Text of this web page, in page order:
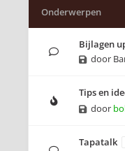
Onderwerpen
Bijlagen
door
Tips en
door
Tapatalk